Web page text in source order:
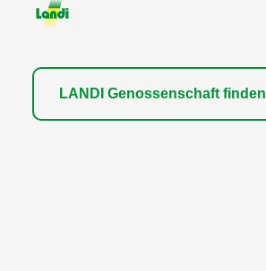
LANDI Genossenschaft finden